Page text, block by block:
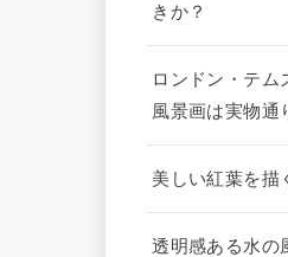
きか？
ロンドン・テム
風景画は実物通
美しい紅葉を描
透明感ある水の